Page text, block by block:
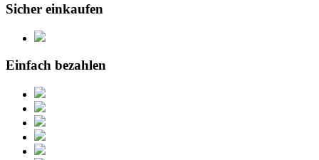
Sicher einkaufen
Einfach bezahlen